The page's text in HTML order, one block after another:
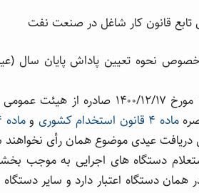
تابع قانون کار شاغل در صنعت نفت
به نامه شماره ۵۲۶۲۰۶ مورخ ۱۴۰۱/۱۰/۲۷ درخصوص نحوه تعیین
مفاد رأی وحدت رویه به شماره ۱۴۰۱۰۹۹۷۰۹۰۵۸۱۰۰۰۴
ماده ۴ قانون استخدام کشوری و
دریافت عیدی موضوع همان رأی
همان دستگاه اعتبار دارد و سایر